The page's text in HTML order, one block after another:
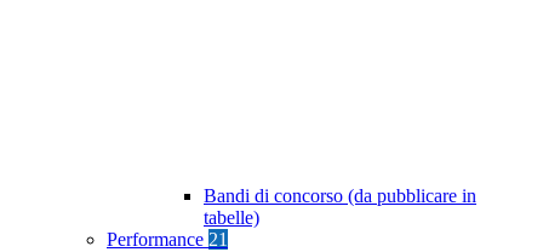
Bandi di concorso (da pubblicare in
tabelle)
Performance 21